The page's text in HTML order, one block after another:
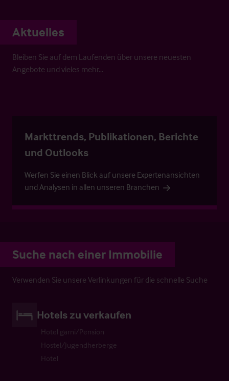
Aktuelles
Bleiben Sie auf dem Laufenden über unsere neuesten
Angebote und vieles mehr…
Markttrends, Publikationen, Berichte
und Outlooks
Werfen Sie einen Blick auf unsere Expertenansichten
und Analysen in allen unseren Branchen
Suche nach einer Immobilie
Verwenden Sie unsere Verlinkungen für die schnelle Suche
Hotels zu verkaufen
Hotel garni/Pension
Hostel/Jugendherberge
Hotel